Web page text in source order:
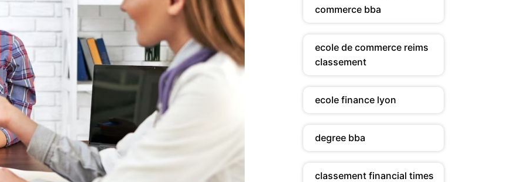
commerce bba
ecole de commerce reims
classement
ecole finance lyon
degree bba
classement financial times